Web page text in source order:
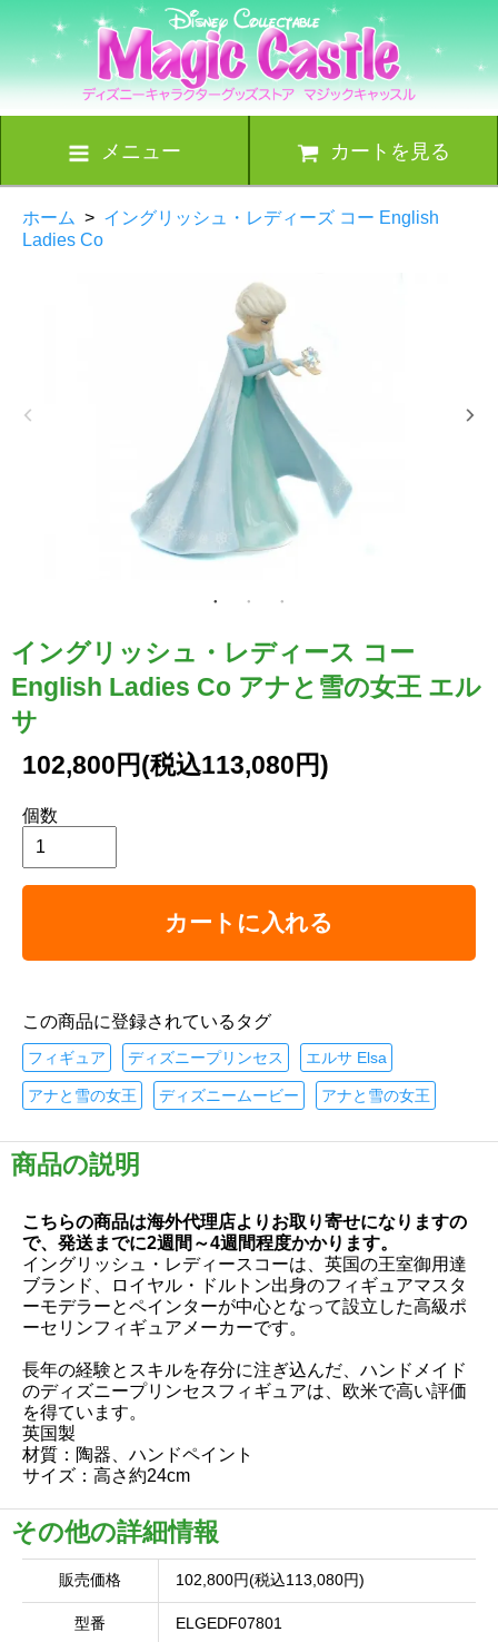
メニュー カートを見る
ホーム > イングリッシュ・レディーズ コー English
Ladies Co
イングリッシュ・レディース コー
English Ladies Co アナと雪の女王 エル
サ
102,800円(税込113,080円)
個数
カートに入れる
この商品に登録されているタグ
フィギュア ディズニープリンセス エルサ Elsa
アナと雪の女王 ディズニームービー アナと雪の女王
商品の説明
こちらの商品は海外代理店よりお取り寄せになりますの
で、発送までに2週間～4週間程度かかります。
イングリッシュ・レディースコーは、英国の王室御用達
ブランド、ロイヤル・ドルトン出身のフィギュアマスタ
ーモデラーとペインターが中心となって設立した高級ポ
ーセリンフィギュアメーカーです。
長年の経験とスキルを存分に注ぎ込んだ、ハンドメイド
のディズニープリンセスフィギュアは、欧米で高い評価
を得ています。
英国製
材質：陶器、ハンドペイント
サイズ：高さ約24cm
その他の詳細情報
販売価格 102,800円(税込113,080円)
型番 ELGEDF07801